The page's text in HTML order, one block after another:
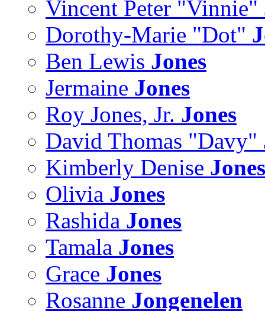
Vincent Peter "Vinnie"
Dorothy-Marie "Dot"
Ben Lewis Jones
Jermaine Jones
Roy Jones, Jr. Jones
David Thomas "Davy"
Kimberly Denise Jones
Olivia Jones
Rashida Jones
Tamala Jones
Grace Jones
Rosanne Jongenelen